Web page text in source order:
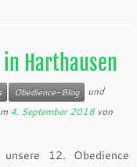
Harthausen
Obedience-Blog
und
4. September 2018 von
12. Obedience